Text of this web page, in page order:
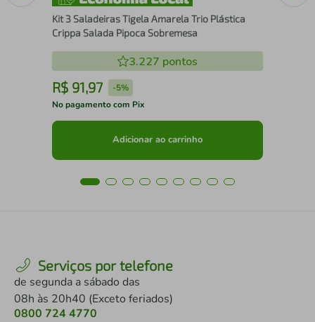
Kit 3 Saladeiras Tigela Amarela Trio Plástica
Crippa Salada Pipoca Sobremesa
3.227 pontos
R$ 91,97 -5%
No pagamento com Pix
Adicionar ao carrinho
Serviços por telefone
de segunda a sábado das
08h às 20h40 (Exceto feriados)
0800 724 4770